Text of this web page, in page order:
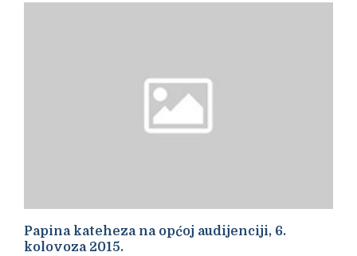
Papina kateheza na općoj audijenciji, 6.
kolovoza 2015.